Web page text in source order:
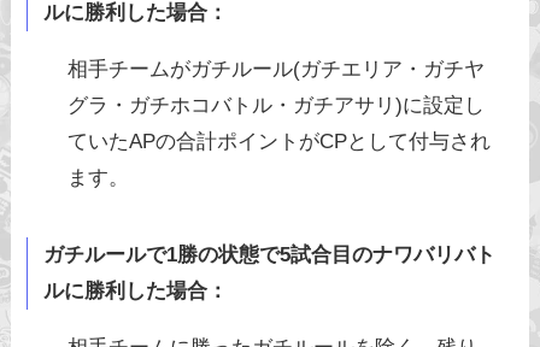
ルに勝利した場合：
相手チームがガチルール(ガチエリア・ガチヤ
グラ・ガチホコバトル・ガチアサリ)に設定し
ていたAPの合計ポイントがCPとして付与され
ます。
ガチルールで1勝の状態で5試合目のナワバリバト
ルに勝利した場合：